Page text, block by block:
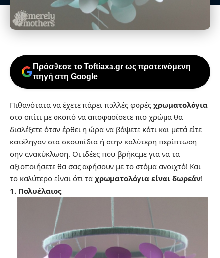
Πρόσθεσε το Toftiaxa.gr ως προτεινόμενη
πηγή στη Google
Πιθανότατα να έχετε πάρει πολλές φορές χρωματολόγια
στο σπίτι με σκοπό να αποφασίσετε πιο χρώμα θα
διαλέξετε όταν έρθει η ώρα να βάψετε κάτι και μετά είτε
κατέληγαν στα σκουπίδια ή στην καλύτερη περίπτωση
σην ανακύκλωση. Οι ιδέες που βρήκαμε για να τα
αξιοποιήσετε θα σας αφήσουν με το στόμα ανοιχτό! Και
το καλύτερο είναι ότι τα χρωματολόγια είναι δωρεάν!
1. Πολυέλαιος